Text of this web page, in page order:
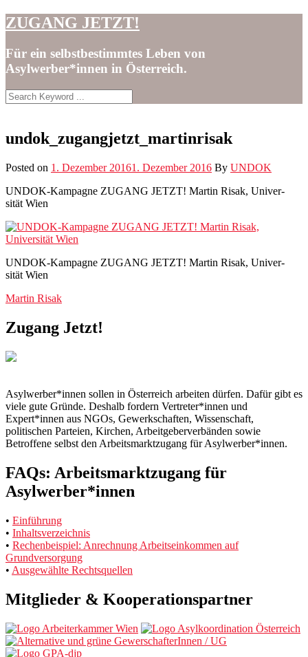
Skip
to
ZUGANG JETZT!
Für ein selbstbestimmtes Leben von
Asylwerber*innen in Österreich.
undok_zugangjetzt_martinrisak
Posted on 1. Dezember 20161. Dezember 2016 By UNDOK
UNDOK-Kam­­pagne ZUGANG JETZT! Mar­tin Risak, Uni­ver­
sität Wien
UNDOK-Kam­pagne ZUGANG JETZT! Mar­tin Risak, Uni­ver­
sität Wien
Post
navigation
Martin Risak
Zugang Jetzt!
Asylwerber*innen sollen in Österreich arbeiten dürfen. Dafür gibt es
viele gute Gründe. Deshalb fordern Vertreter*innen und
Expert*innen aus NGOs, Gewerkschaften, Wissenschaft,
politischen Parteien, Kirchen, Arbeitgeberverbänden sowie
Betroffene selbst den Arbeitsmarktzugang für Asylwerber*innen.
FAQs: Arbeitsmarktzugang für
Asylwerber*innen
• Einführung
• Inhaltsverzeichnis
• Rechenbeispiel: Anrechnung Arbeitseinkommen auf
Grundversorgung
• Ausgewählte Rechtsquellen
Mitglieder & Kooperationspartner